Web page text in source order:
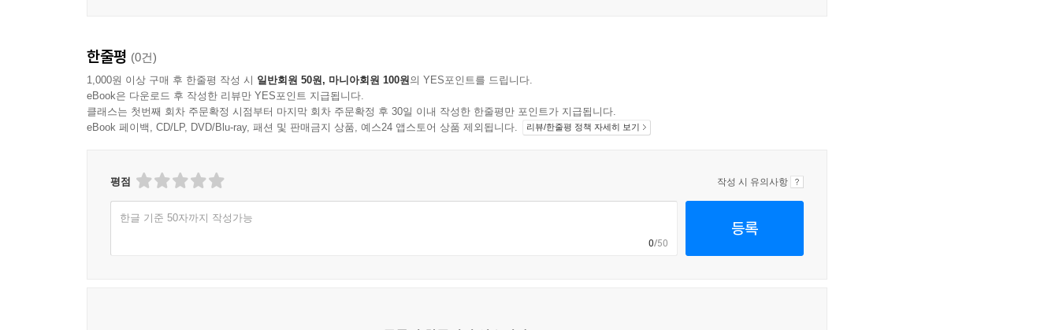
한줄평 (0건)
1,000원 이상 구매 후 한줄평 작성 시 일반회원 50원, 마니아회원 100원의 YES포인트를 드립니다.
eBook은 다운로드 후 작성한 리뷰만 YES포인트 지급됩니다.
클래스는 첫번째 회차 주문확정 시점부터 마지막 회차 주문확정 후 30일 이내 작성한 한줄평만 포인트가 지급됩니다.
eBook 페이백, CD/LP, DVD/Blu-ray, 패션 및 판매금지 상품, 예스24 앱스토어 상품 제외됩니다.
리뷰/한줄평 정책 자세히 보기
평점 작성 시 유의사항
한글 기준 50자까지 작성가능
0/50
등록